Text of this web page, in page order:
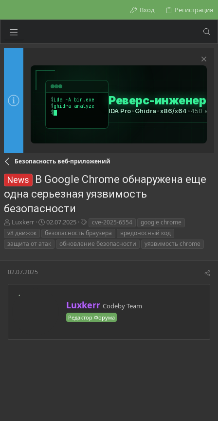
Вход Регистрация
Безопасность веб-приложений
News
В Google Chrome обнаружена еще
одна серьезная уязвимость
безопасности
А
в
о
е
м
Luxkerr
Д
а
а
а
02.07.2025
е
г
и
cve-2025-6554
google chrome
v8 движок
безопасность браузера
вредоносный код
защита от атак
обновление безопасности уязвимость chrome
02.07.2025
А
в
т
р
Luxkerr Codeby Team
Редактор Форума